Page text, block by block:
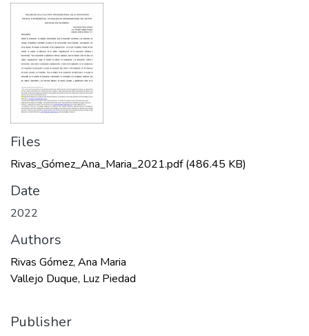
Files
Rivas_Gómez_Ana_Maria_2021.pdf(486.45 KB)
Date
2022
Authors
Rivas Gómez, Ana Maria
Vallejo Duque, Luz Piedad
Publisher